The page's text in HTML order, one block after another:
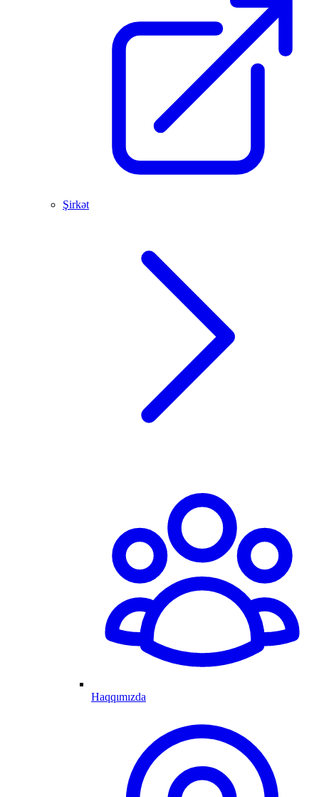
Şirkət
Haqqımızda